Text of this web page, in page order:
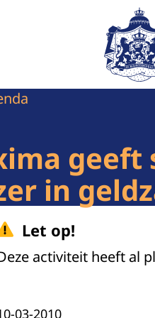
Naar de
in
Let op!
activiteit heeft al
03-2010